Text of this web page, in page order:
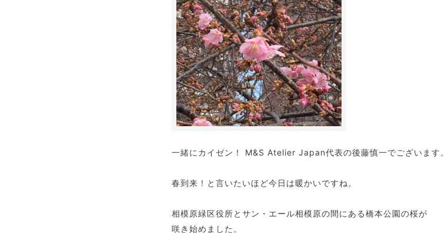
一緒にカイゼン！ M&S Atelier Japan代表の後藤慎一でございます。
春到来！と言いたいほど今日は暖かいですね。
相模原緑区役所とサン・エール相模原の間にある橋本公園の桜が
咲き始めました。